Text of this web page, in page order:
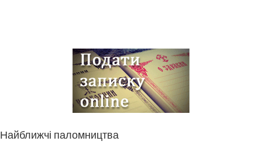
Найближчі паломництва